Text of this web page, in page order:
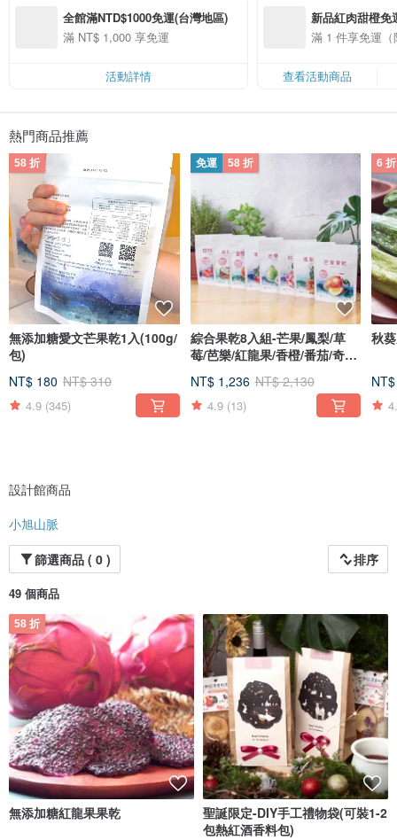
我們的產品線目前有：台灣果乾、蔬果脆片、頂級堅果以及聖誕熱銷的熱紅酒香
料包，希望打造一系列『璞實』卻『精緻』的休閒食品。從精選原物料到包裝選
用及設計、手提紙袋設計，每一小步都付諸相當的專注與用心，目前也有年節伴
Instagram @sunshinerange
一款優秀的農產品原物料，都有難忘的驚喜與感動。
/ 清新質樸設計 苛求細節質感 /
包裝設計採用溫暖質感的水彩風，展現『璞實』又『精緻』的獨特風格，我們相
全館滿NTD$1000免運(台灣地區)
滿 NT$ 1,000 享免運
活動詳情
新品紅肉甜橙免
滿 1 件享免運
查看活動商品
熱門商品推薦
58 折
無添加糖愛文芒果乾1入(100g/
包)
NT$ 180 NT$ 310
4.9 (345)
免運 58 折
綜合果乾8入組-芒果/鳳梨/草
莓/芭樂/紅龍果/香橙/番茄/奇異
NT$ 1,236 NT$ 2,130
4.9 (13)
6 折
秋
設計館商品
小旭山脈
篩選商品 ( 0 )
排序
49 個商品
58 折
無添加糖紅龍果果乾
聖誕限定-DIY手工禮物袋(可裝1-2
包熱紅酒香料包)